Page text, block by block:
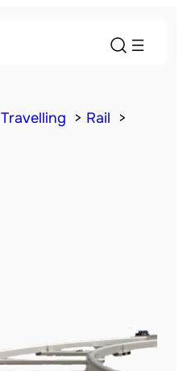
Travelling
Rail